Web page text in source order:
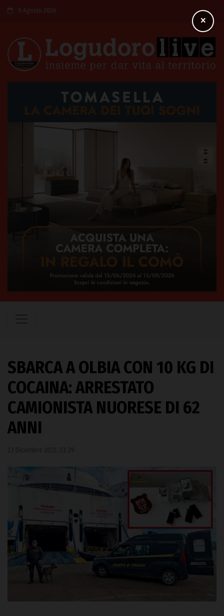
9 Agosto 2026
SBARCA A OLBIA CON 10 KG DI
COCAINA: ARRESTATO
CAMIONISTA NUORESE DI 62
ANNI
×